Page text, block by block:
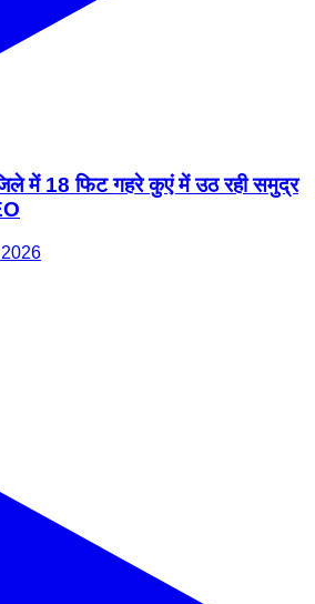
में 18 फिट गहरे कुएं में उठ रही समुद्र